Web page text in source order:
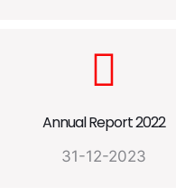
Annual Report 2022
31-12-2023